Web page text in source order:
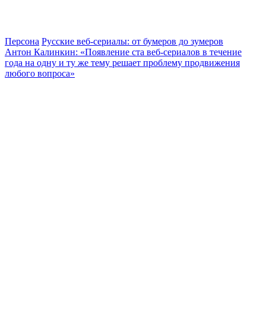
Персона Русские веб-сериалы: от бумеров до зумеров
Антон Калинкин: «Появление ста веб-сериалов в течение
года на одну и ту же тему решает проблему продвижения
любого вопроса»